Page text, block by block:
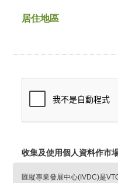
居住地區
收集及使用個人資料作市
匯縱專業發展中心(IVDC)是